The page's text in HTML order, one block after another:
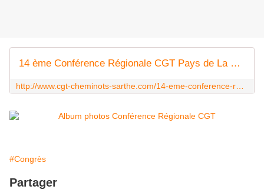
14 ème Conférence Régionale CGT Pays de La Loire - Syndicat CGT des Cheminots Actifs et Retraités de la Sarthe
#Congrès
Partager